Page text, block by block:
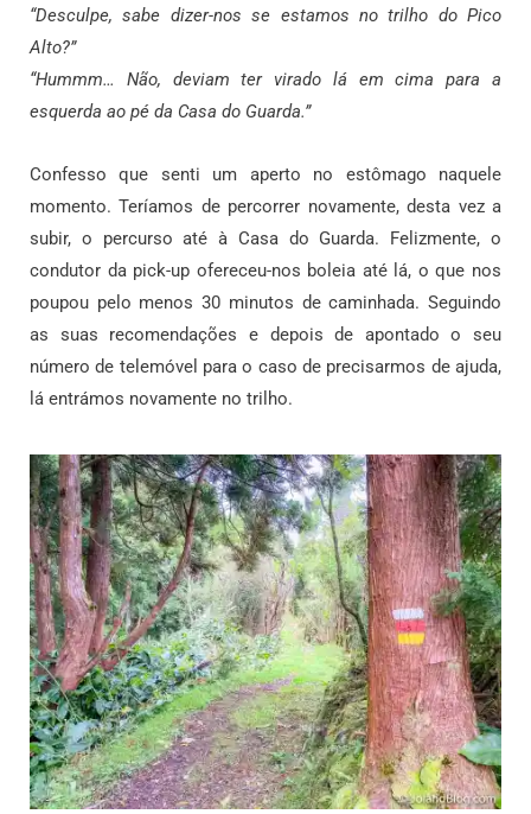
“Desculpe, sabe dizer-nos se estamos no trilho do Pico
Alto?”
“Hummm… Não, deviam ter virado lá em cima para a
esquerda ao pé da Casa do Guarda.”
Confesso que senti um aperto no estômago naquele
momento. Teríamos de percorrer novamente, desta vez a
subir, o percurso até à Casa do Guarda. Felizmente, o
condutor da pick-up ofereceu-nos boleia até lá, o que nos
poupou pelo menos 30 minutos de caminhada. Seguindo
as suas recomendações e depois de apontado o seu
número de telemóvel para o caso de precisarmos de ajuda,
lá entrámos novamente no trilho.